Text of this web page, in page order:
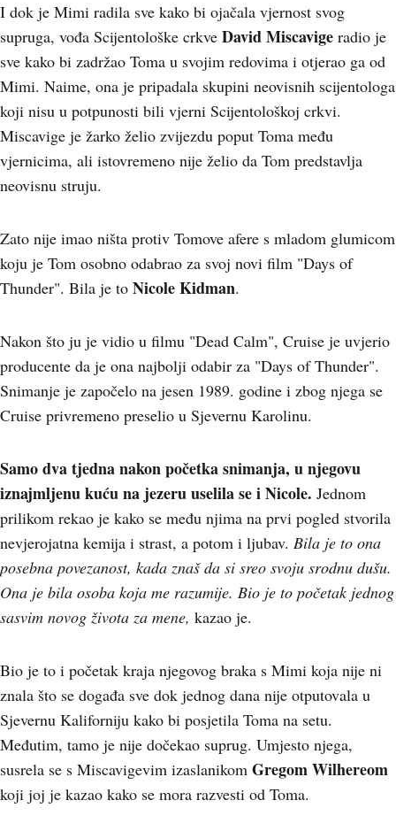
I dok je Mimi radila sve kako bi ojačala vjernost svog
supruga, vođa Scijentološke crkve David Miscavige radio je
sve kako bi zadržao Toma u svojim redovima i otjerao ga od
Mimi. Naime, ona je pripadala skupini neovisnih scijentologa
koji nisu u potpunosti bili vjerni Scijentološkoj crkvi.
Miscavige je žarko želio zvijezdu poput Toma među
vjernicima, ali istovremeno nije želio da Tom predstavlja
neovisnu struju.
Zato nije imao ništa protiv Tomove afere s mladom glumicom
koju je Tom osobno odabrao za svoj novi film "Days of
Thunder". Bila je to Nicole Kidman.
Nakon što ju je vidio u filmu "Dead Calm", Cruise je uvjerio
producente da je ona najbolji odabir za "Days of Thunder".
Snimanje je započelo na jesen 1989. godine i zbog njega se
Cruise privremeno preselio u Sjevernu Karolinu.
Samo dva tjedna nakon početka snimanja, u njegovu
iznajmljenu kuću na jezeru uselila se i Nicole. Jednom
prilikom rekao je kako se među njima na prvi pogled stvorila
nevjerojatna kemija i strast, a potom i ljubav. Bila je to ona
posebna povezanost, kada znaš da si sreo svoju srodnu dušu.
Ona je bila osoba koja me razumije. Bio je to početak jednog
sasvim novog života za mene, kazao je.
Bio je to i početak kraja njegovog braka s Mimi koja nije ni
znala što se događa sve dok jednog dana nije otputovala u
Sjevernu Kaliforniju kako bi posjetila Toma na setu.
Međutim, tamo je nije dočekao suprug. Umjesto njega,
susrela se s Miscavigevim izaslanikom Gregom Wilhereom
koji joj je kazao kako se mora razvesti od Toma.